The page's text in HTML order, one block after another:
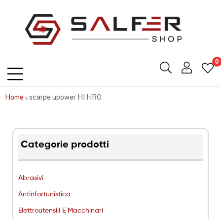
0
Home scarpe upower HI HRO
Categorie prodotti
Abrasivi
Antinfortunistica
Elettroutensili E Macchinari